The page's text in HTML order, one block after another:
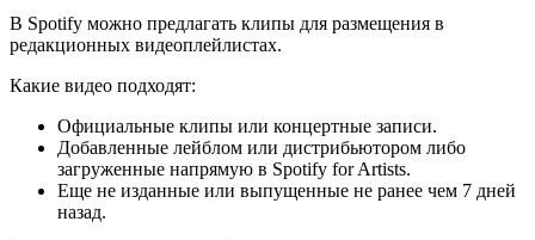
В Spotify можно предлагать клипы для размещения в
редакционных видеоплейлистах.
Какие видео подходят:
Официальные клипы или концертные записи.
Добавленные лейблом или дистрибьютором либо
загруженные напрямую в Spotify for Artists.
Еще не изданные или выпущенные не ранее чем 7 дней
назад.